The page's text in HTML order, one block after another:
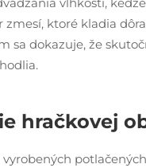
vlhkosti,
zmesí, ktoré kladia
sa dokazuje, že
hračkovej